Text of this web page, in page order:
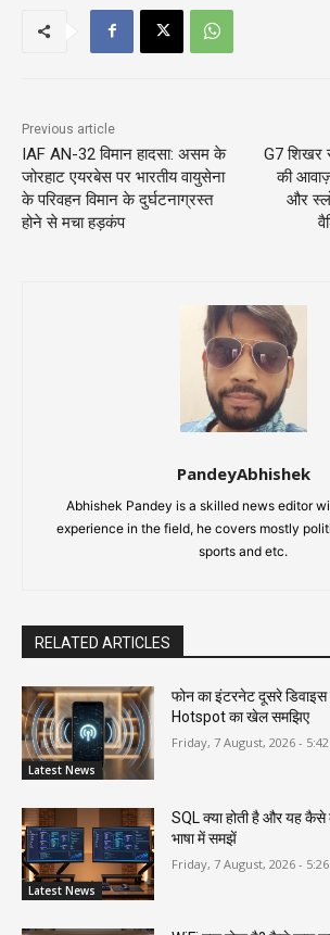
Previous article
IAF AN-32 विमान हादसा: असम के
जोरहाट एयरबेस पर भारतीय वायुसेना
के परिवहन विमान के दुर्घटनाग्रस्त
होने से मचा हड़कंप
G7 शिखर
की
और
PandeyAbhishek
Abhishek Pandey is a skilled news editor
experience in the field, he covers mostly
sports and etc.
RELATED ARTICLES
Latest News
फोन का इंटरनेट दूसरे
Hotspot का खेल समझिए
Friday, 7 August, 2026 -
Latest News
SQL क्या होती है और यह
भाषा में समझें
Friday, 7 August, 2026 -